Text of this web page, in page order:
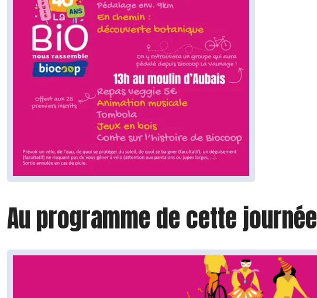
Au programme de cette journée